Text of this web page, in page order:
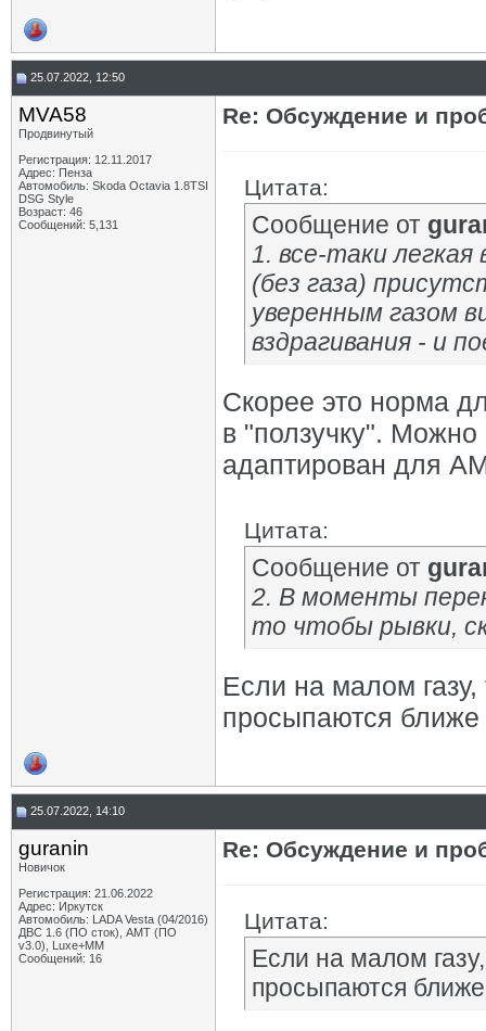
25.07.2022, 12:50
MVA58
Продвинутый
Регистрация: 12.11.2017
Адрес: Пенза
Автомобиль: Skoda Octavia 1.8TSI
DSG Style
Возраст: 46
Сообщений: 5,131
Re: Обсуждение и
Цитата:
Сообщение от
1. все-таки
(без газа)
уверенным газом
вздрагивания - и
Скорее это норма
в "ползучку". Можно
адаптирован для
Цитата:
Сообщение от
2. В моменты
то чтобы рывки,
Если на малом
просыпаются ближе
25.07.2022, 14:10
guranin
Новичок
Регистрация: 21.06.2022
Адрес: Иркутск
Автомобиль: LADA Vesta (04/2016)
ДВС 1.6 (ПО сток), AMT (ПО
v3.0), Luxe+ММ
Сообщений: 16
Re: Обсуждение и
Цитата:
Если на малом
просыпаются